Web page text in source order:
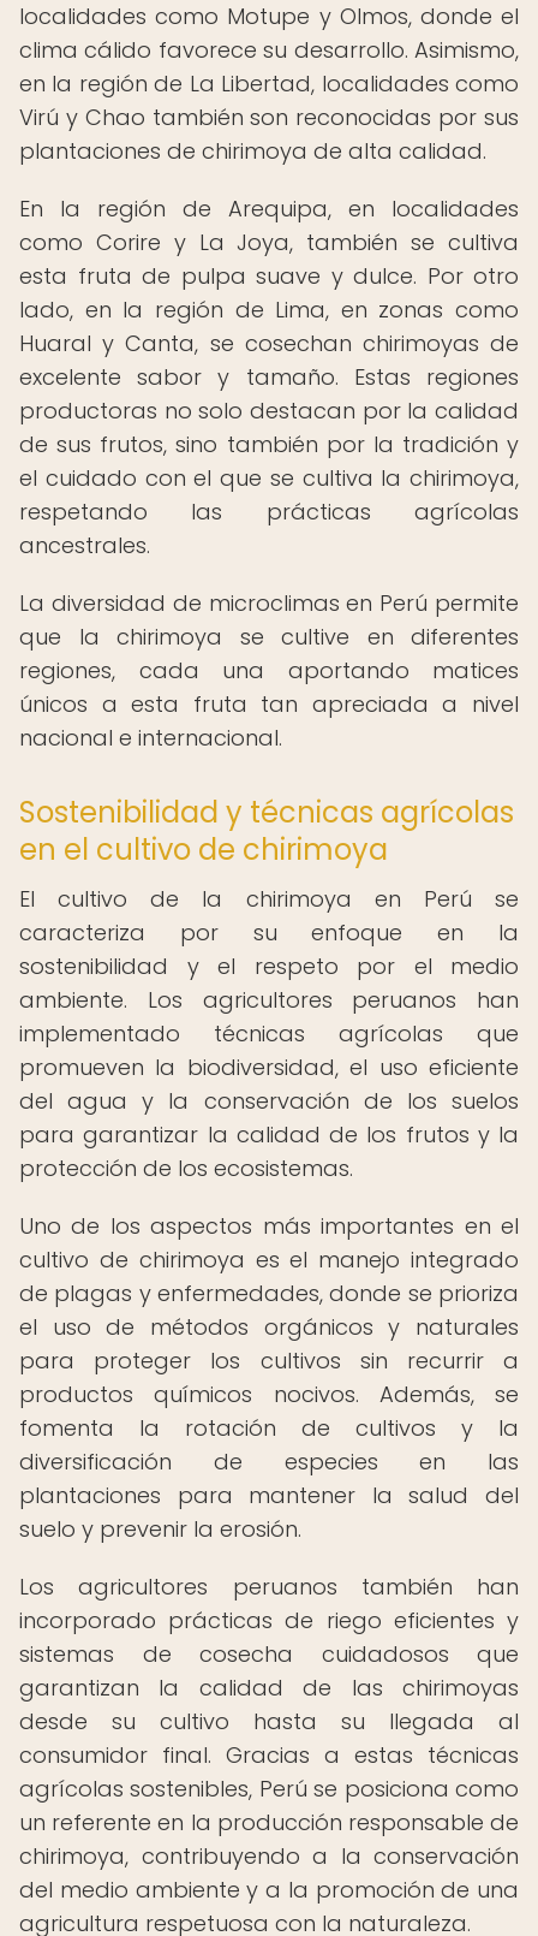
localidades como Motupe y Olmos, donde el
clima cálido favorece su desarrollo. Asimismo,
en la región de La Libertad, localidades como
Virú y Chao también son reconocidas por sus
plantaciones de chirimoya de alta calidad.
En la región de Arequipa, en localidades
como Corire y La Joya, también se cultiva
esta fruta de pulpa suave y dulce. Por otro
lado, en la región de Lima, en zonas como
Huaral y Canta, se cosechan chirimoyas de
excelente sabor y tamaño. Estas regiones
productoras no solo destacan por la calidad
de sus frutos, sino también por la tradición y
el cuidado con el que se cultiva la chirimoya,
respetando las prácticas agrícolas
ancestrales.
La diversidad de microclimas en Perú permite
que la chirimoya se cultive en diferentes
regiones, cada una aportando matices
únicos a esta fruta tan apreciada a nivel
nacional e internacional.
Sostenibilidad y técnicas agrícolas
en el cultivo de chirimoya
El cultivo de la chirimoya en Perú se
caracteriza por su enfoque en la
sostenibilidad y el respeto por el medio
ambiente. Los agricultores peruanos han
implementado técnicas agrícolas que
promueven la biodiversidad, el uso eficiente
del agua y la conservación de los suelos
para garantizar la calidad de los frutos y la
protección de los ecosistemas.
Uno de los aspectos más importantes en el
cultivo de chirimoya es el manejo integrado
de plagas y enfermedades, donde se prioriza
el uso de métodos orgánicos y naturales
para proteger los cultivos sin recurrir a
productos químicos nocivos. Además, se
fomenta la rotación de cultivos y la
diversificación de especies en las
plantaciones para mantener la salud del
suelo y prevenir la erosión.
Los agricultores peruanos también han
incorporado prácticas de riego eficientes y
sistemas de cosecha cuidadosos que
garantizan la calidad de las chirimoyas
desde su cultivo hasta su llegada al
consumidor final. Gracias a estas técnicas
agrícolas sostenibles, Perú se posiciona como
un referente en la producción responsable de
chirimoya, contribuyendo a la conservación
del medio ambiente y a la promoción de una
agricultura respetuosa con la naturaleza.